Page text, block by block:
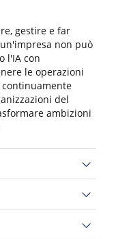
gestire e far
non può
l'IA con
le operazioni
del
ambizioni